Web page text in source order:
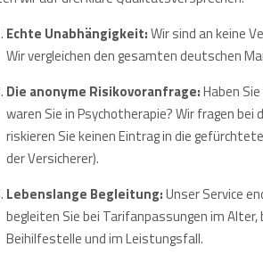
Echte Unabhängigkeit:Wir sind an keine
Wir vergleichen den gesamten deutschen
Die anonyme Risikovoranfrage:Haben
waren Sie in Psychotherapie? Wir fragen bei
riskieren Sie keinen Eintrag in die
der Versicherer).
Lebenslange Begleitung:Unser Service
begleiten Sie bei Tarifanpassungen im
Beihilfestelle und im Leistungsfall.